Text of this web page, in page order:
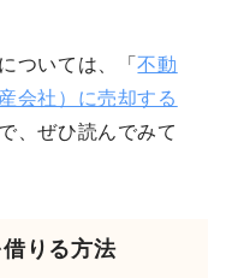
ついては、「不動
会社）に売却する
、ぜひ読んでみて
りる方法